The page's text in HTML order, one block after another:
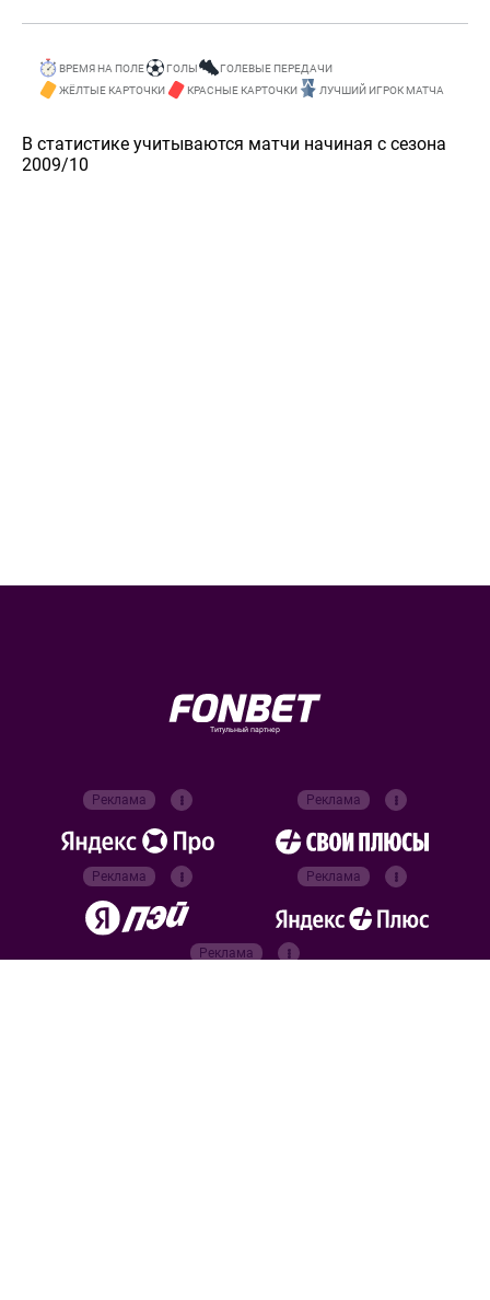
ВРЕМЯ НА ПОЛЕ ГОЛЫ
ГОЛЕВЫЕ ПЕРЕДАЧИ
ЖЁЛТЫЕ КАРТОЧКИ
КРАСНЫЕ КАРТОЧКИ ЛУЧШИЙ ИГРОК МАТЧА
В статистике учитываются матчи начиная с сезона
2009/10
Титульный партнер
Реклама Реклама
Реклама Реклама
Реклама